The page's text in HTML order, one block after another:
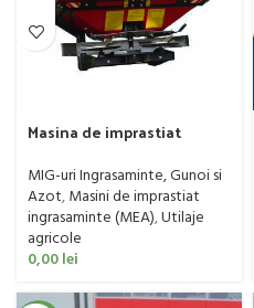
Masina de imprastiat
model RX
MIG-uri Ingrasaminte, Gunoi si
Azot,Masini de imprastiat
ingrasaminte (MEA),Utilaje
agricole
0,00lei